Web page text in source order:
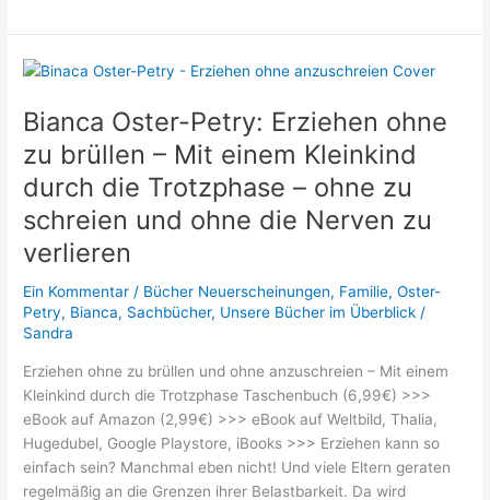
Petry:
Einschlafen
und
Papa
–
und
ohne
zu
&
Erziehen
zu
brüllen
|
Sammelband:
Bundle:
So
Bianca Oster-Petry: Erziehen ohne
zu brüllen – Mit einem Kleinkind
durch die Trotzphase – ohne zu
schreien und ohne die Nerven zu
verlieren
Ein Kommentar / Bücher Neuerscheinungen, Familie,Oster-
Petry, Bianca, Sachbücher, Unsere Bücher im Überblick /
Sandra
Erziehen ohne zu brüllen und ohne anzuschreien – Mit einem
Kleinkind durch die Trotzphase Taschenbuch (6,99€) >>>
eBook auf Amazon (2,99€) >>> eBook auf Weltbild, Thalia,
Hugedubel, Google Playstore, iBooks >>> Erziehen kann so
einfach sein? Manchmal eben nicht! Und viele Eltern geraten
regelmäßig an die Grenzen ihrer Belastbarkeit. Da wird